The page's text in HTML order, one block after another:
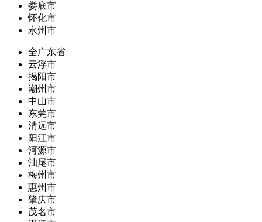
娄底市
怀化市
永州市
全广东省
云浮市
揭阳市
潮州市
中山市
东莞市
清远市
阳江市
河源市
汕尾市
梅州市
惠州市
肇庆市
茂名市